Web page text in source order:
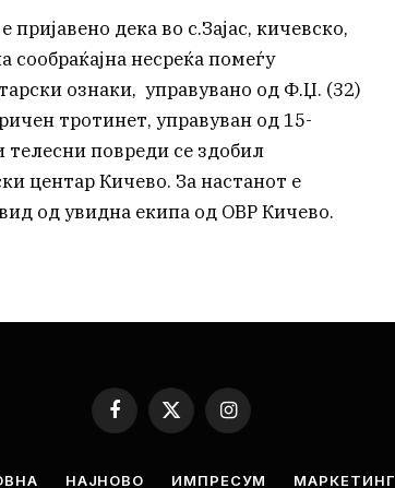
дека во с.Зајас, кичевско,
сообраќајна несреќа помеѓу
ознаки, управувано од Ф.Џ. (32)
тротинет, управуван од 15-
телесни повреди се здобил
центар Кичево. За настанот е
од увидна екипа од ОВР Кичево.
Facebook
X
(Twitter)
Instagram
НАЈНОВО ИМПРЕСУМ МАРКЕТИНГ